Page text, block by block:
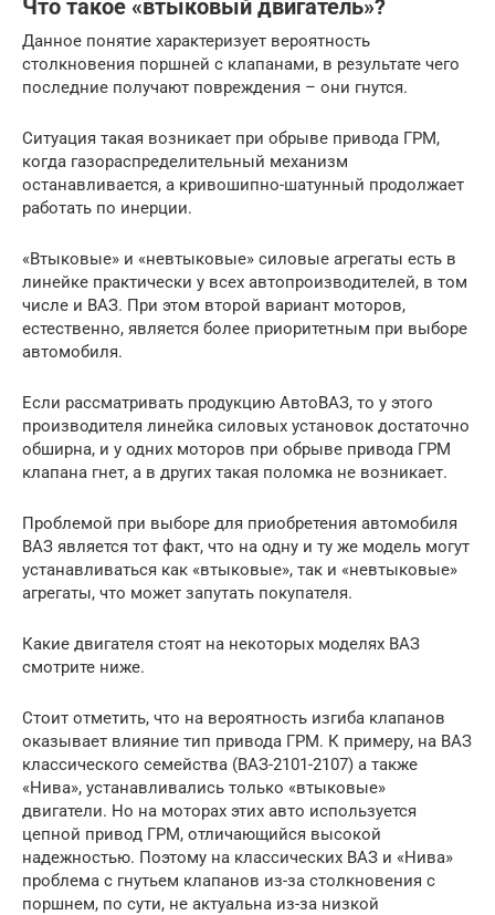
Что такое «втыковый двигатель»?
Данное понятие характеризует вероятность
столкновения поршней с клапанами, в результате чего
последние получают повреждения – они гнутся.
Ситуация такая возникает при обрыве привода ГРМ,
когда газораспределительный механизм
останавливается, а кривошипно-шатунный продолжает
работать по инерции.
«Втыковые» и «невтыковые» силовые агрегаты есть в
линейке практически у всех автопроизводителей, в том
числе и ВАЗ. При этом второй вариант моторов,
естественно, является более приоритетным при выборе
автомобиля.
Если рассматривать продукцию АвтоВАЗ, то у этого
производителя линейка силовых установок достаточно
обширна, и у одних моторов при обрыве привода ГРМ
клапана гнет, а в других такая поломка не возникает.
Проблемой при выборе для приобретения автомобиля
ВАЗ является тот факт, что на одну и ту же модель могут
устанавливаться как «втыковые», так и «невтыковые»
агрегаты, что может запутать покупателя.
Какие двигателя стоят на некоторых моделях ВАЗ
смотрите ниже.
Стоит отметить, что на вероятность изгиба клапанов
оказывает влияние тип привода ГРМ. К примеру, на ВАЗ
классического семейства (ВАЗ-2101-2107) а также
«Нива», устанавливались только «втыковые»
двигатели. Но на моторах этих авто используется
цепной привод ГРМ, отличающийся высокой
надежностью. Поэтому на классических ВАЗ и «Нива»
проблема с гнутьем клапанов из-за столкновения с
поршнем, по сути, не актуальна из-за низкой